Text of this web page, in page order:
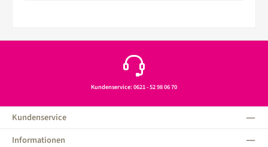
Kundenservice: 0621 - 52 98 06 70
Kundenservice
Informationen